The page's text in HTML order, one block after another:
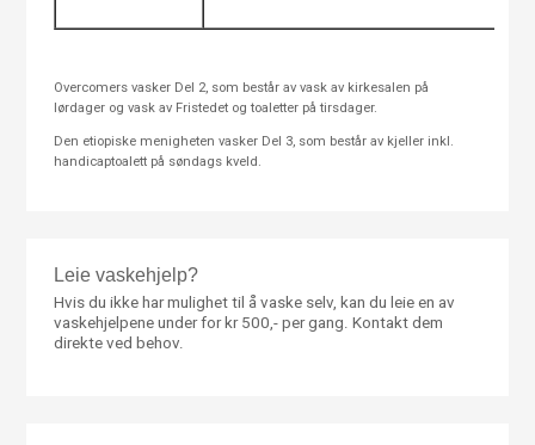
Overcomers vasker Del 2, som består av vask av kirkesalen på
lørdager og vask av Fristedet og toaletter på tirsdager.
Den etiopiske menigheten vasker Del 3, som består av kjeller inkl.
handicaptoalett på søndags kveld.
Leie vaskehjelp?
Hvis du ikke har mulighet til å vaske selv, kan du leie en av
vaskehjelpene under for kr 500,- per gang. Kontakt dem
direkte ved behov.